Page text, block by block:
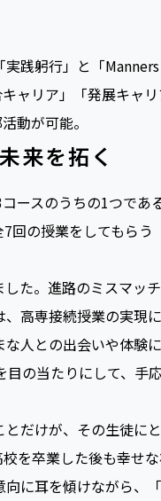
践躬行」と「Manners
ャリア」「発展キャ
動が可能。
来を拓く
スのうちの1つである
の授業をしてもらう
た。進路のミスマッ
高専接続授業の実現
人との出会いや体験
の当たりにして、手応
だけが、その生徒に
を卒業した後も幸せ